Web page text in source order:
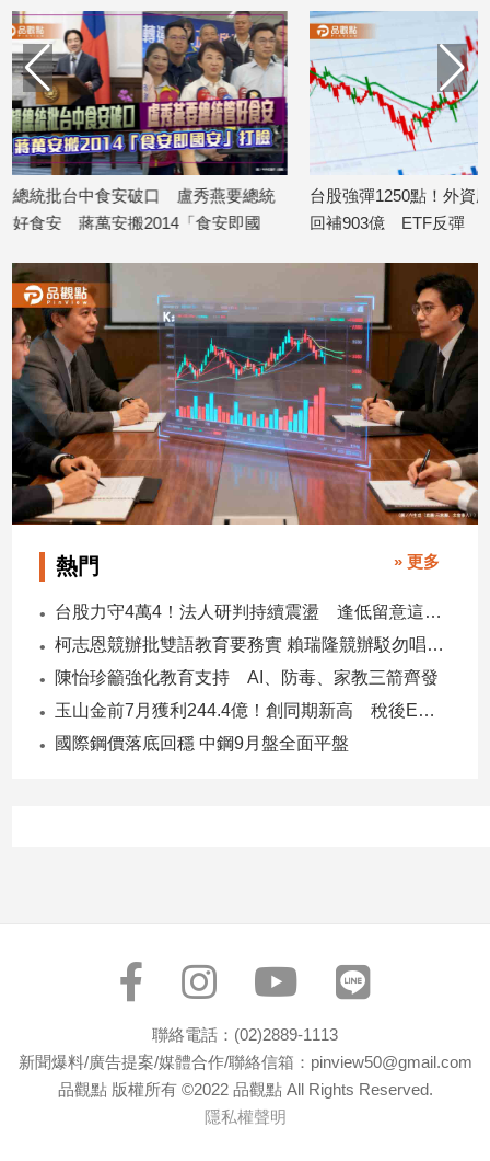
作
媒
體
投
稿
專
區
【我
的
觀
點】
統
台股強彈1250點！外資歷來第三大單日
回補903億 ETF反彈
李退之、洪奇昌
委會雙標：不能
熱門 » 更多
台股力守4萬4！法人研判持續震盪 逢低留意這些族群
柯志恩競辦批雙語教育要務實 賴瑞隆競辦駁勿唱衰高雄
陳怡珍籲強化教育支持 AI、防毒、家教三箭齊發
玉山金前7月獲利244.4億！創同期新高 稅後EPS自結1.51元
國際鋼價落底回穩 中鋼9月盤全面平盤
聯絡電話：(02)2889-1113
新聞爆料/廣告提案/媒體合作/聯絡信箱：pinview50@gmail.com
品觀點 版權所有 ©2022 品觀點 All Rights Reserved.
隱私權聲明